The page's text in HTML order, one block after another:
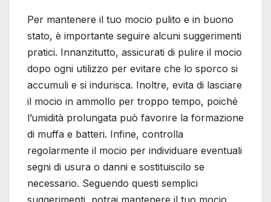
Per mantenere il tuo mocio pulito e in buono
stato, è importante seguire alcuni suggerimenti
pratici. Innanzitutto, assicurati di pulire il mocio
dopo ogni utilizzo per evitare che lo sporco si
accumuli e si indurisca. Inoltre, evita di lasciare
il mocio in ammollo per troppo tempo, poiché
l’umidità prolungata può favorire la formazione
di muffa e batteri. Infine, controlla
regolarmente il mocio per individuare eventuali
segni di usura o danni e sostituiscilo se
necessario. Seguendo questi semplici
suggerimenti, potrai mantenere il tuo mocio